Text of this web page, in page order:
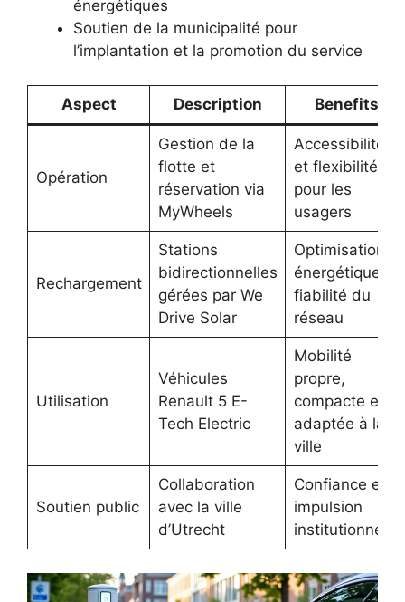
énergétiques
Soutien de la municipalité pour
l’implantation et la promotion du service
Aspect Description Benefits
Opération
Gestion de la
flotte et
réservation via
MyWheels
Accessibilité
et flexibilité
pour les
usagers
Rechargement
Stations
bidirectionnelles
gérées par We
Drive Solar
Optimisation
énergétique et
fiabilité du
réseau
Utilisation
Véhicules
Renault 5 E-
Tech Electric
Mobilité
propre,
compacte et
adaptée à la
ville
Soutien public
Collaboration
avec la ville
d’Utrecht
Confiance et
impulsion
institutionnelle